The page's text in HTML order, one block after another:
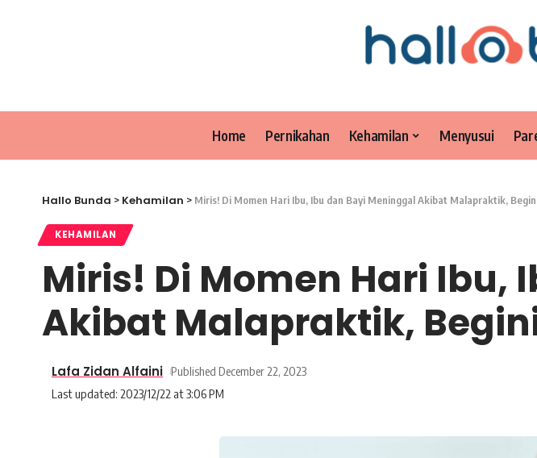
Home Pernikahan Kehamilan Menyusui
Hallo Bunda > Kehamilan > Miris! Di Momen Hari Ibu, Ibu dan Bayi Meninggal Akibat Malapraktik,
KEHAMILAN
Miris! Di Momen Hari Ibu,
Akibat Malapraktik,
Last updated: 2023/12/22 at 3:06 PM
Lafa Zidan Alfaini Published December 22, 2023